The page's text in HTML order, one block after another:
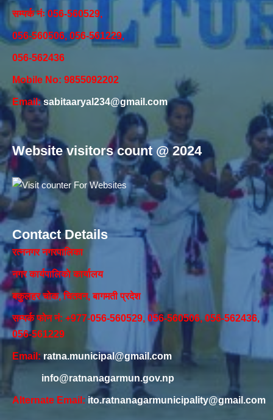
सम्पर्क नंः 056-560529,
056-560506, 056-561229,
056-562436
Mobile No: 9855092202
Email:sabitaaryal234@gmail.com
Website visitors count @ 2024
Contact Details
रत्ननगर नगरपालिका
नगर कार्यपालिकाे कार्यालय‍
बकुलहर चोक, चितवन, बागमती प्रदेश
सम्पर्क फोन नं: +977-056-560529, 056-560506, 056-562436,
056-561229
Email:ratna.municipal@gmail.com
info@ratnanagarmun.gov.np
Alternate Email: ito.ratnanagarmunicipality@gmail.com